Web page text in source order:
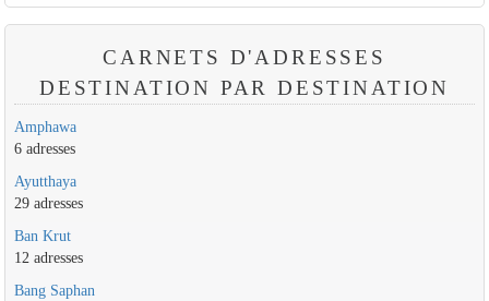
CARNETS D'ADRESSES
DESTINATION PAR DESTINATION
Amphawa
6 adresses
Ayutthaya
29 adresses
Ban Krut
12 adresses
Bang Saphan